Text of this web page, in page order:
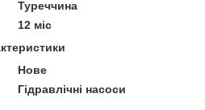
Туреччина
12 міс
Нове
Гідравлічні насоси